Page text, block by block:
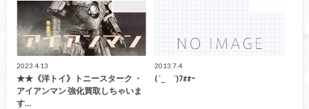
2023.4.13
★★《洋トイ》トニースターク ・
アイアンマン 強化買取しちゃいま
す…
2013.7.4
( `_ゝ´)ﾌｫｫｰ